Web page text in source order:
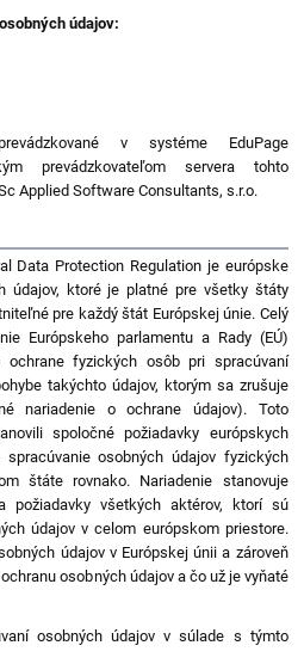
údajov:
v systéme EduPage
prevádzkovateľom servera tohto
Applied Software Consultants, s.r.o.
Data Protection Regulation je európske
údajov, ktoré je platné pre všetky štáty
pre každý štát Európskej únie. Celý
Európskeho parlamentu a Rady (EÚ)
fyzických osôb pri spracúvaní
takýchto údajov, ktorým sa zrušuje
nariadenie o ochrane údajov). Toto
spoločné požiadavky európskych
osobných údajov fyzických
štáte rovnako. Nariadenie stanovuje
požiadavky všetkých aktérov, ktorí sú
údajov v celom európskom priestore.
údajov v Európskej únii a zároveň
osobných údajov a čo už je vyňaté
osobných údajov v súlade s týmto